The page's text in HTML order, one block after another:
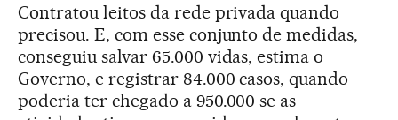
Contratou leitos da rede privada quando
precisou. E, com esse conjunto de medidas,
conseguiu salvar 65.000 vidas, estima o
Governo, e registrar 84.000 casos, quando
poderia ter chegado a 950.000 se as